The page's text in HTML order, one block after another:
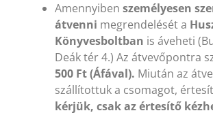
Amennyiben személyesen
átvenni megrendelését a
Könyvesboltban is áveheti
Deák tér 4.) Az átvevőpontra
500 Ft (Áfával). Miután az
szállítottuk a csomagot,
kérjük, csak az értesítő